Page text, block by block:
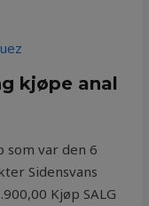
kjøpe anal
som var den 6
Sidensvans
Kjøp SALG